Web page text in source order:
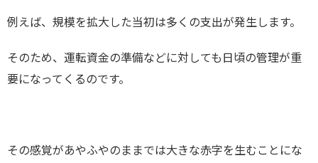
例えば、規模を拡大した当初は多くの支出が発生します。
そのため、運転資金の準備などに対しても日頃の管理が重
要になってくるのです。
その感覚があやふやのままでは大きな赤字を生むことにな